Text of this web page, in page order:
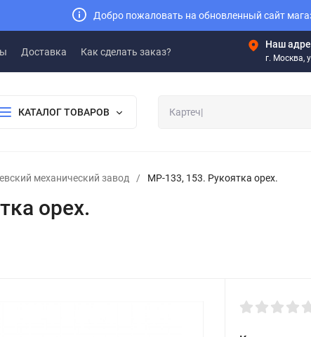
Добро пожаловать на обновленный сайт
Доставка Как сделать заказ?
Наш
г. Москва,
КАТАЛОГ ТОВАРОВ
механический завод / МР-133, 153. Рукоятка орех.
орех.